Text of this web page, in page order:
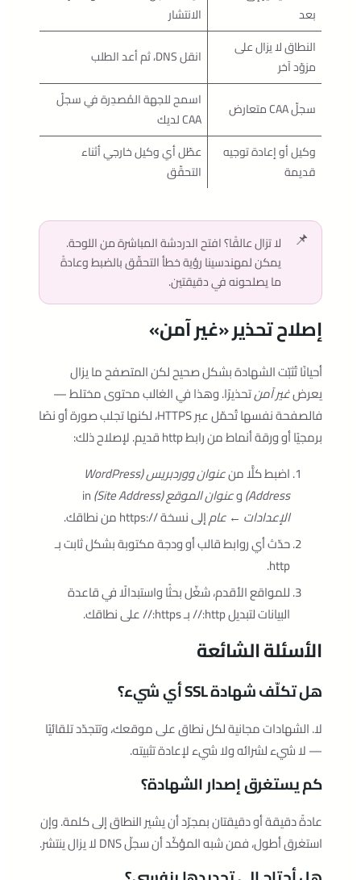
بعد
الانتشار
النطاق لا يزال على
مزوّد آخر
انقل DNS، ثم أعد الطلب
سجلّ CAA متعارض
اسمح للجهة المُصدِرة في سجلّ
CAA لديك
وكيل أو إعادة توجيه
قديمة
عطّل أي وكيل خارجي أثناء
التحقّق
لا تزال عالقًا؟ افتح الدردشة المباشرة من اللوحة.
يمكن لمهندسينا رؤية خطأ التحقّق بالضبط وعادةً
ما يصلحونه في دقيقتين.
إصلاح تحذير «غير آمن»
أحيانًا تُثبّت الشهادة بشكل صحيح لكن المتصفح ما يزال
يعرضغير آمنتحذيرًا. وهذا في الغالب محتوى مختلط —
فالصفحة نفسها تُحمّل عبر HTTPS، لكنها تجلب صورة أو نصًا
برمجيًا أو ورقة أنماط من رابط http قديم. لإصلاح ذلك:
اضبط كلًّا من
عنوان ووردبريس (WordPress
Address) وعنوان الموقع (Site Address)
الإعدادات ← عامإلى نسخة ‎https://‎ من نطاقك.
حدّث أي روابط قالب أو ودجة مكتوبة بشكل ثابت بـ
http
.
للمواقع الأقدم، شغّل بحثًا واستبدالًا في قاعدة
البيانات لتبديلhttp:// بـhttps:// على نطاقك.
الأسئلة الشائعة
هل تكلّف شهادة SSL أي شيء؟
لا. الشهادات مجانية لكل نطاق على موقعك، وتتجدّد تلقائيًا
— لا شيء لشرائه ولا شيء لإعادة تثبيته.
كم يستغرق إصدار الشهادة؟
عادةً دقيقة أو دقيقتان بمجرّد أن يشير النطاق إلى كلمة. وإن
استغرق أطول، فمن شبه المؤكّد أن سجلّ DNS لا يزال ينتشر.